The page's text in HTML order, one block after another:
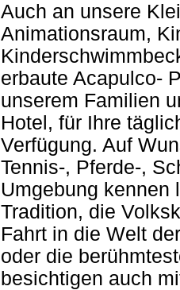
Auch an unsere
Animationsraum,
erbaute Acapulco-
unserem Familien
Hotel, für Ihre
Verfügung. Auf
Tennis-, Pferde-,
Umgebung kennen
Tradition, die
Fahrt in die Welt
oder die
besichtigen auch